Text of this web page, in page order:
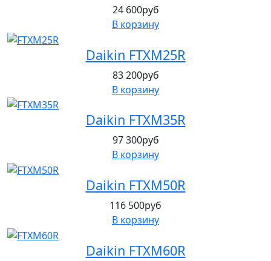
24 600руб
В корзину
Daikin FTXM25R
83 200руб
В корзину
Daikin FTXM35R
97 300руб
В корзину
Daikin FTXM50R
116 500руб
В корзину
Daikin FTXM60R